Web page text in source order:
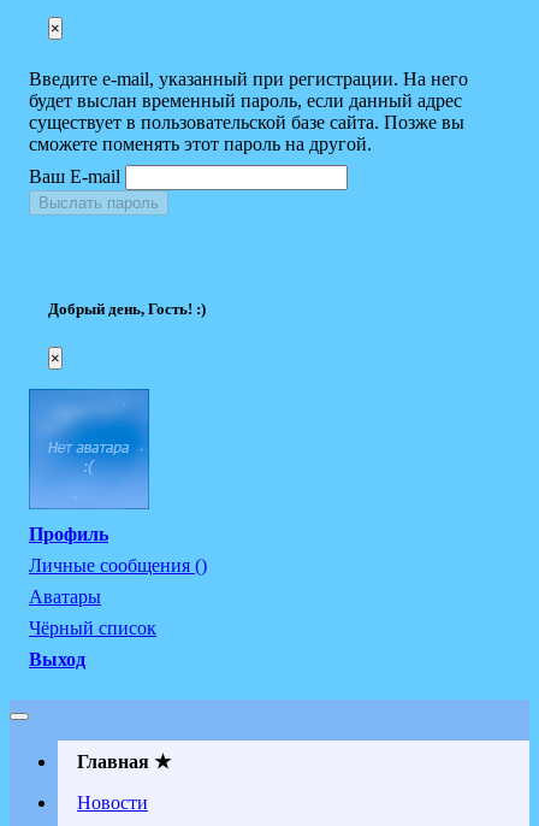
×
Введите e-mail, указанный при регистрации. На него
будет выслан временный пароль, если данный адрес
существует в пользовательской базе сайта. Позже вы
сможете поменять этот пароль на другой.
Ваш E-mail
Выслать пароль
Добрый день, Гость! :)
×
Профиль
Личные сообщения ()
Аватары
Чёрный список
Выход
Главная ★
Новости